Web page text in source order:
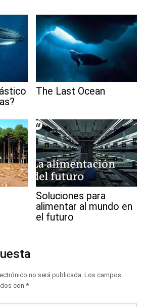
The Last Ocean
Soluciones para
alimentar al mundo en
el futuro
no será publicada. Los campos
con *